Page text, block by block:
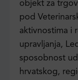
objekt za
pod
aktivnostima i
upravljanja,
sposobnost
hrvatskog,